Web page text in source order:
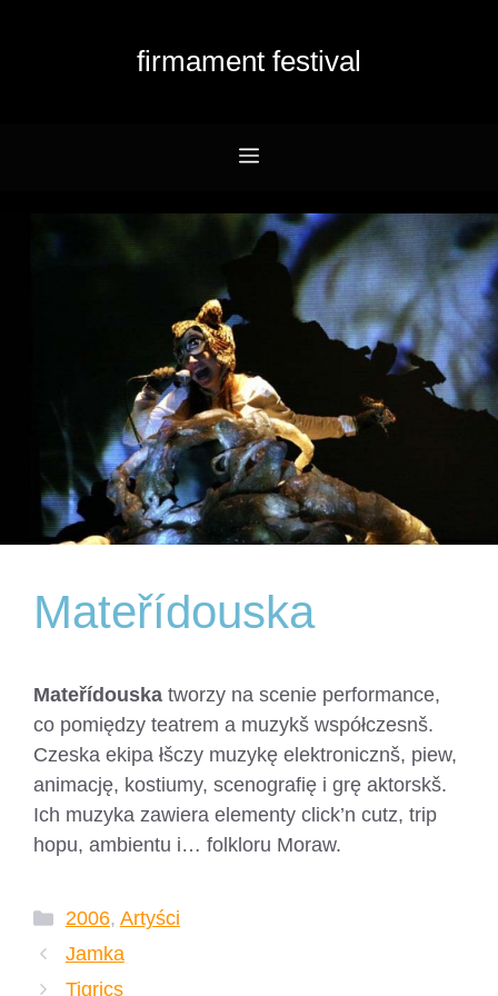
firmament festival
Menu
Mateřídouska
Mateřídouska tworzy na scenie performance,
co pomiędzy teatrem a muzykš współczesnš.
Czeska ekipa łšczy muzykę elektronicznš, piew,
animację, kostiumy, scenografię i grę aktorskš.
Ich muzyka zawiera elementy click’n cutz, trip
hopu, ambientu i… folkloru Moraw.
Kategorie
2006, Artyści
Jamka
Tigrics